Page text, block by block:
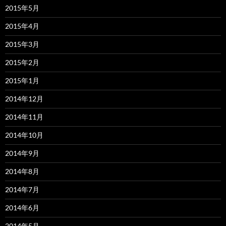
2015年5月
2015年4月
2015年3月
2015年2月
2015年1月
2014年12月
2014年11月
2014年10月
2014年9月
2014年8月
2014年7月
2014年6月